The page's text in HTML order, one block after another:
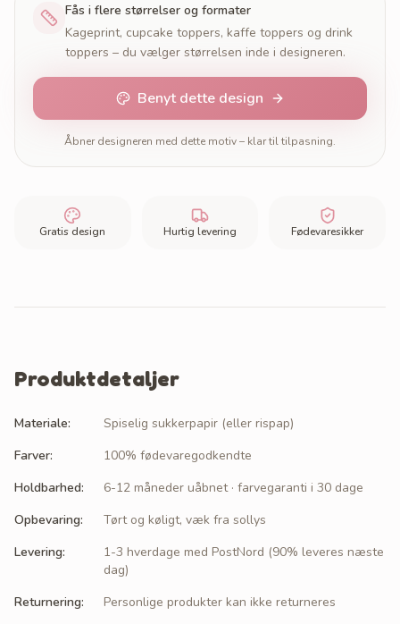
Fås i flere størrelser og formater
Kageprint, cupcake toppers, kaffe toppers og drink
toppers – du vælger størrelsen inde i designeren.
Benyt dette design
Åbner designeren med dette motiv – klar til tilpasning.
Gratis design Hurtig levering Fødevaresikker
Produktdetaljer
Materiale:
Spiselig sukkerpapir (eller rispap)
Farver:
100% fødevaregodkendte
Holdbarhed:
6-12 måneder uåbnet · farvegaranti i 30 dage
Opbevaring:
Tørt og køligt, væk fra sollys
Levering:
1-3 hverdage med PostNord (90% leveres næste
dag)
Returnering: Personlige produkter kan ikke returneres